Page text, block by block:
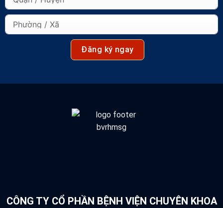
Đăng ký ngay
CÔNG TY CỔ PHẦN BỆNH VIỆN CHUYÊN KHOA